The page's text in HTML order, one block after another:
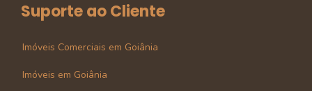
Suporte ao Cliente
Imóveis Comerciais em Goiânia
Imóveis em Goiânia